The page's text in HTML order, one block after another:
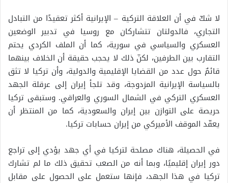
لا شكّ في أن العلاقة التركية – الإيرانية أكثر تعقيدًا من التبادل
التجاري، فالدولتان تتشاركان مع روسيا في تدبير الوضعين
العسكري والسياسي في سورية، كما أن الملف الكردي يحتم
التقارب بين الطرفين، لكنّ ذلك لا يحجب حقيقة أن الخلاف بينهما
قائمٌ حول عدد من القضايا الإقليمية والدولية، وأن تركيا لا تثق
بالسياسة الإيرانية المزدوجة، وقد تلجأ إيران إلى عرقلة الجهد
العسكري التركي في الشمال السوري والعراقي. وستبقى تركيا
حريصة على التوازن بين إيران والسعودية، كما من المنتظر أن
يعقّد الموقف الأميركي من إيران حسابات تركيا.
في الحصيلة، هناك مصلحة لتركيا في أي جهد يؤدي إلى تراجع
دور إيران إقليميًا، وبما أنه من الصعب تحقيق ذلك ما لم تشارك
تركيا في هذا الجهد، فإنها ستعمل على الحصول على مقابل